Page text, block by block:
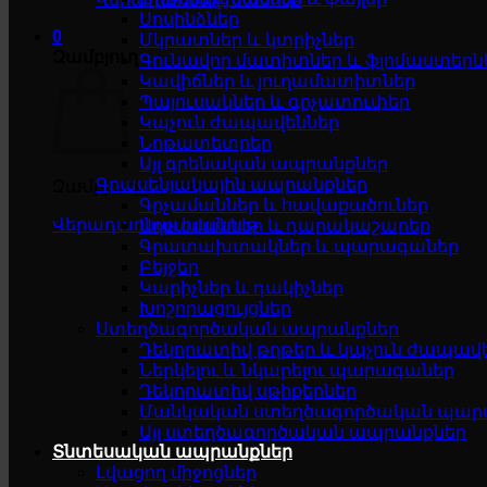
0
Զամբյուղը դատարկ է
Վերադառնալ խանութ
Սոսինձներ
Մկրատներ և կտրիչներ
Գունավոր մատիտներ և
Կավիճներ և յուղամատիտներ
Պայուսակներ և գրչատուփեր
Կպչուն ժապավեններ
Նոթատետրեր
Այլ գրենական ապրանքներ
Գրասենյակային ապրանքներ
Գրչամաններ և հավաքածուներ
Աղբամաններ և դարակաշարեր
Գրատախտակներ և պարագաներ
Բեյջեր
Կարիչներ և դակիչներ
Խոշորացույցներ
Ստեղծագործական ապրանքներ
Դեկորատիվ թղթեր և կպչուն
Ներկելու և նկարելու պարագաներ
Դեկորատիվ սթիքերներ
Մանկական ստեղծագործական
Այլ ստեղծագործական ապրանքներ
Տնտեսական ապրանքներ
Լվացող միջոցներ